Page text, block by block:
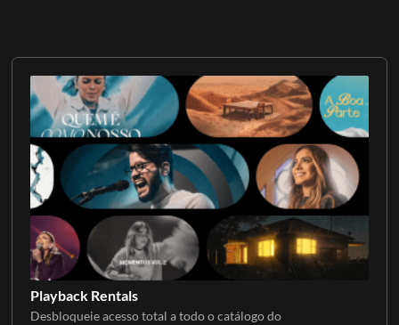
Playback Rentals
Desbloqueie acesso total a todo o catálogo do